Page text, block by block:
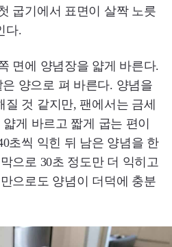
굽기에서 표면이 살짝 노릇
다.
면에 양념장을 얇게 바른다.
양으로 펴 바른다. 양념을
것 같지만, 팬에서는 금세
게 바르고 짧게 굽는 편이
초씩 익힌 뒤 남은 양념을 한
으로 30초 정도만 더 익히고
으로도 양념이 더덕에 충분